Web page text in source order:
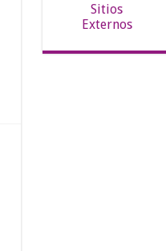
Sitios
Externos